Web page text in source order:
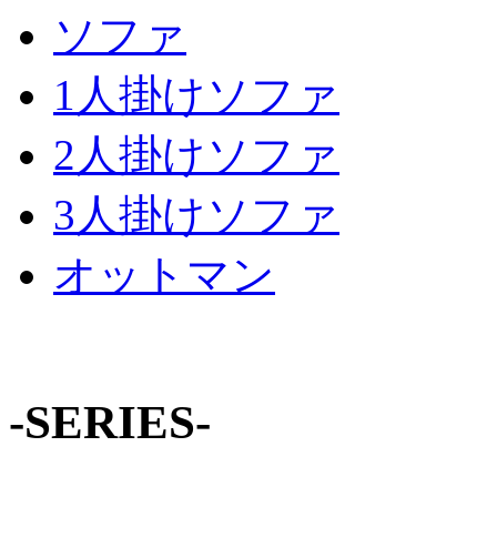
ソファ
1人掛けソファ
2人掛けソファ
3人掛けソファ
オットマン
-SERIES-